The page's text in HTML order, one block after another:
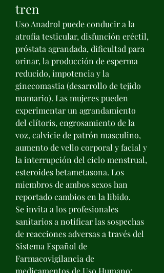
tren
Uso Anadrol puede conducir a la
atrofia testicular, disfunción eréctil,
próstata agrandada, dificultad para
orinar, la producción de esperma
reducido, impotencia y la
ginecomastia (desarrollo de tejido
mamario). Las mujeres pueden
experimentar un agrandamiento
del clítoris, engrosamiento de la
voz, calvicie de patrón masculino,
aumento de vello corporal y facial y
la interrupción del ciclo menstrual,
esteroides betametasona. Los
miembros de ambos sexos han
reportado cambios en la libido.
Se invita a los profesionales
sanitarios a notificar las sospechas
de reacciones adversas a través del
Sistema Español de
Farmacovigilancia de
medicamentos de Uso Humano:,